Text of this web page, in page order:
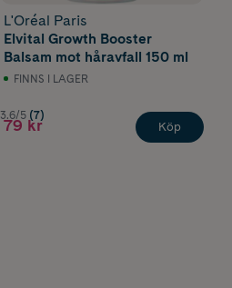
L'Oréal Paris
Elvital Growth Booster
Balsam mot håravfall 150 ml
FINNS I LAGER
3.6/5 (7)
79 kr Köp